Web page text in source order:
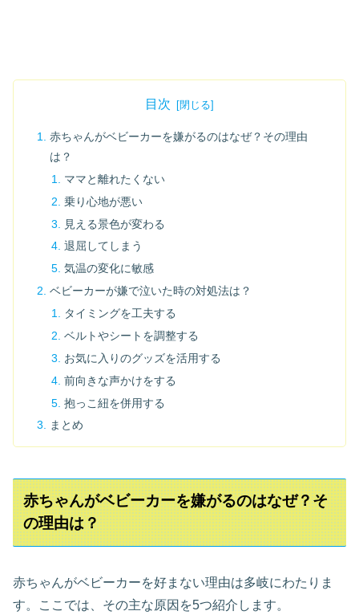
目次
赤ちゃんがベビーカーを嫌がるのはなぜ？その理由
は？
ママと離れたくない
乗り心地が悪い
見える景色が変わる
退屈してしまう
気温の変化に敏感
ベビーカーが嫌で泣いた時の対処法は？
タイミングを工夫する
ベルトやシートを調整する
お気に入りのグッズを活用する
前向きな声かけをする
抱っこ紐を併用する
まとめ
赤ちゃんがベビーカーを嫌がるのはなぜ？そ
の理由は？
赤ちゃんがベビーカーを好まない理由は多岐にわたりま
す。ここでは、その主な原因を5つ紹介します。